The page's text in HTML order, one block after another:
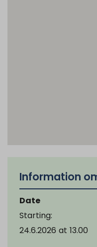
Information
Date
Starting:
24.6.2026 at 13.00